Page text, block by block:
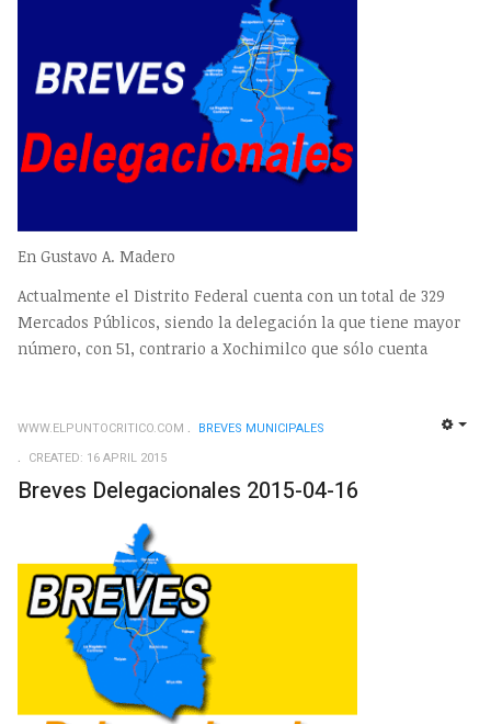
En Gustavo A. Madero
Actualmente el Distrito Federal cuenta con un total de 329
Mercados Públicos, siendo la delegación la que tiene mayor
número, con 51, contrario a Xochimilco que sólo cuenta
WWW.ELPUNTOCRITICO.COM
BREVES MUNICIPALES
CREATED: 16 APRIL 2015
Breves Delegacionales 2015-04-16